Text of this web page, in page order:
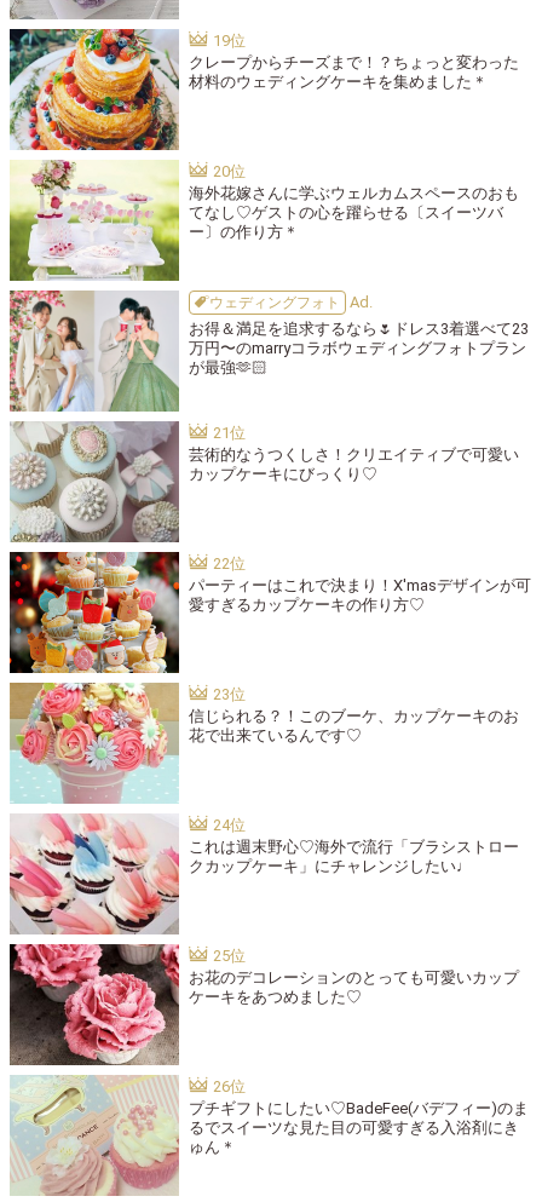
クレープからチーズまで！？ちょっと変わった
材料のウェディングケーキを集めました＊
海外花嫁さんに学ぶウェルカムスペースのおも
てなし♡ゲストの心を躍らせる〔スイーツバ
ー〕の作り方＊
ウェディングフォト
お得＆満足を追求するなら🌷ドレス3着選べて23
万円〜のmarryコラボウェディングフォトプラン
が最強🫶🏻
芸術的なうつくしさ！クリエイティブで可愛い
カップケーキにびっくり♡
パーティーはこれで決まり！X'masデザインが可
愛すぎるカップケーキの作り方♡
信じられる？！このブーケ、カップケーキのお
花で出来ているんです♡
これは週末野心♡海外で流行「ブラシストロー
クカップケーキ」にチャレンジしたい♩
お花のデコレーションのとっても可愛いカップ
ケーキをあつめました♡
プチギフトにしたい♡BadeFee(バデフィー)のま
るでスイーツな見た目の可愛すぎる入浴剤にき
ゅん＊